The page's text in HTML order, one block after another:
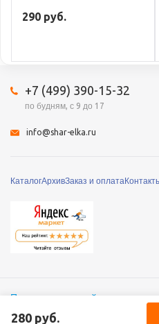
280 руб.
290 руб.
КаталогАрхивЗаказ и оплата
+7 (499) 390-15-32
по будням, с 9 до 17
info@shar-elka.ru
Полная версия сайта
© 2010 – 2026 «Шар-Ёлка», Все